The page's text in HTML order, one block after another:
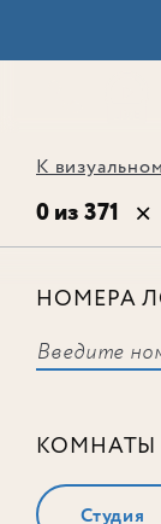
К
0 из 371
НОМЕРА
КОМНАТЫ
Студия